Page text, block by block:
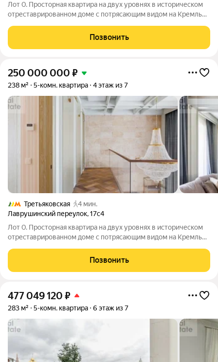
Лот 0. Просторная квартира на двух уровнях в историческом
отреставрированном доме с потрясающим видом на Кремль
культурного наследия. 238 м2 тщательно продуманного
пространства, где каждое
Позвонить
250 000 000 ₽
238 м² 5-комн. квартира 4 этаж из 7
Третьяковская
4 мин.
Лаврушинский переулок,17с4
Лот 0. Просторная квартира на двух уровнях в историческом
отреставрированном доме с потрясающим видом на Кремль
культурного наследия. 238 м2 тщательно продуманного
пространства, где каждое
Позвонить
477 049 120 ₽
283 м² 5-комн. квартира 6 этаж из 7